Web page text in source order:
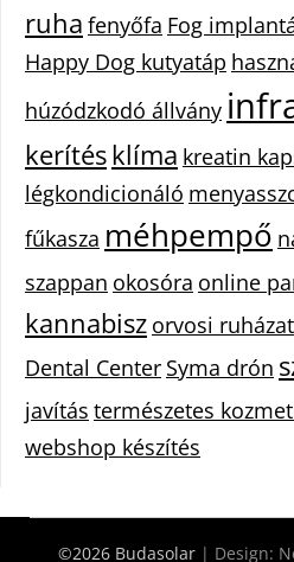
ruha fenyőfa Fog
Happy Dog kutyatáp
húzódzkodó állvány
kerítésklíma kreatin
légkondicionáló
fűkasza méhpempő
szappan okosóra online
kannabisz orvosi ruházat
Dental Center Syma drón
javítás természetes
webshop készítés
©2026 Budasolar | Design: